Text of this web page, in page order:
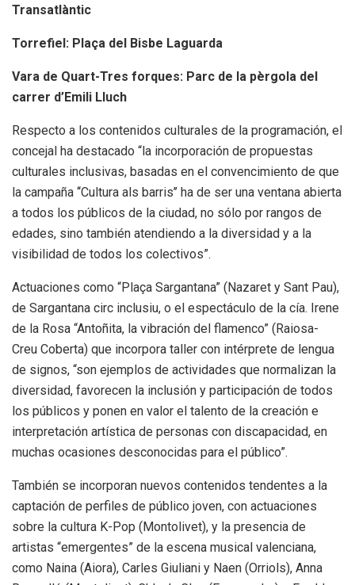
Transatlàntic
Torrefiel: Plaça del Bisbe Laguarda
Vara de Quart-Tres forques: Parc de la pèrgola del
carrer d’Emili Lluch
Respecto a los contenidos culturales de la programación, el
concejal ha destacado “la incorporación de propuestas
culturales inclusivas, basadas en el convencimiento de que
la campaña ‘‘Cultura als barris’’ ha de ser una ventana abierta
a todos los públicos de la ciudad, no sólo por rangos de
edades, sino también atendiendo a la diversidad y a la
visibilidad de todos los colectivos”.
Actuaciones como “Plaça Sargantana” (Nazaret y Sant Pau),
de Sargantana circ inclusiu, o el espectáculo de la cía. Irene
de la Rosa “Antoñita, la vibración del flamenco” (Raiosa-
Creu Coberta) que incorpora taller con intérprete de lengua
de signos, “son ejemplos de actividades que normalizan la
diversidad, favorecen la inclusión y participación de todos
los públicos y ponen en valor el talento de la creación e
interpretación artística de personas con discapacidad, en
muchas ocasiones desconocidas para el público”.
También se incorporan nuevos contenidos tendentes a la
captación de perfiles de público joven, con actuaciones
sobre la cultura K-Pop (Montolivet), y la presencia de
artistas “emergentes” de la escena musical valenciana,
como Naina (Aiora), Carles Giuliani y Naen (Orriols), Anna